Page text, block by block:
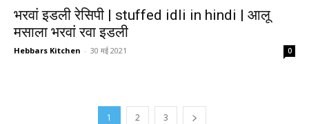
भरवां इडली रेसिपी | stuffed idli in hindi | आलू
मसाला भरवां रवा इडली
Hebbars Kitchen - 30 मई 2021 0
1 2 3